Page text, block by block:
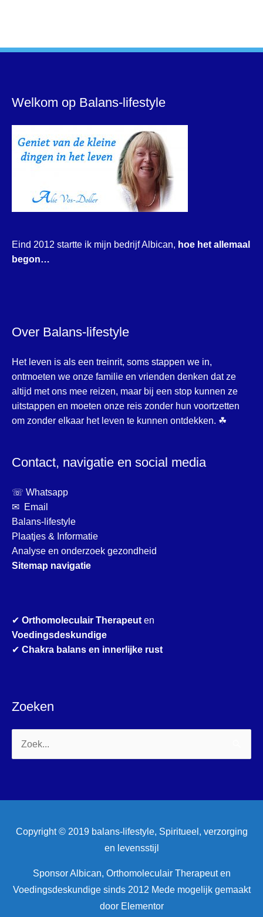
Welkom op Balans-lifestyle
Eind 2012 startte ik mijn bedrijf Albican, hoe het allemaal
begon…
Over Balans-lifestyle
Het leven is als een treinrit, soms stappen we in,
ontmoeten we onze familie en vrienden denken dat ze
altijd met ons mee reizen, maar bij een stop kunnen ze
uitstappen en moeten onze reis zonder hun voortzetten
om zonder elkaar het leven te kunnen ontdekken. ☘
Contact, navigatie en social media
☏ Whatsapp
✉ Email
Balans-lifestyle
Plaatjes & Informatie
Analyse en onderzoek gezondheid
Sitemap navigatie
✔ Orthomoleculair Therapeuten
Voedingsdeskundige
✔ Chakra balans en innerlijke rust
Zoeken
Zoek
naar:
Copyright © 2019 balans-lifestyle, Spiritueel, verzorging
en levensstijl
Sponsor Albican, Orthomoleculair Therapeut en
Voedingsdeskundige sinds 2012 Mede mogelijk gemaakt
door Elementor